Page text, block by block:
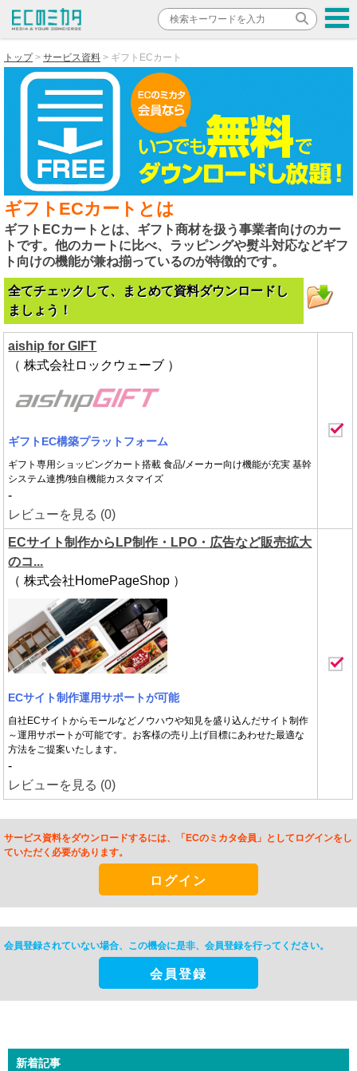
トップ サービス資料 ギフトECカート
ギフトECカートとは
ギフトECカートとは、ギフト商材を扱う事業者向けのカー
トです。他のカートに比べ、ラッピングや熨斗対応などギフ
ト向けの機能が兼ね揃っているのが特徴的です。
全てチェックして、まとめて資料ダウンロードし
ましょう！
aiship for GIFT
（ 株式会社ロックウェーブ ）
ギフトEC構築プラットフォーム
ギフト専⽤ショッピングカート搭載 ⾷品/メーカー向け機能が充実 基幹
システム連携/独自機能カスタマイズ
-
レビューを見る (0)
ECサイト制作からLP制作・LPO・広告など販売拡大
のコ...
（ 株式会社HomePageShop ）
ECサイト制作運用サポートが可能
自社ECサイトからモールなどノウハウや知見を盛り込んだサイト制作
～運用サポートが可能です。お客様の売り上げ⽬標にあわせた最適な
⽅法をご提案いたします。
-
レビューを見る (0)
サービス資料をダウンロードするには、「ECのミカタ会員」としてログインをし
ていただく必要があります。
ログイン
会員登録されていない場合、この機会に是非、 会員登録を行ってください。
会員登録
新着記事